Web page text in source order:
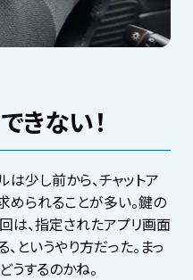
きない！
少し前から、チャットア
められることが多い。鍵の
は、指定されたアプリ画面
というやり方だった。まっ
うするのかね。